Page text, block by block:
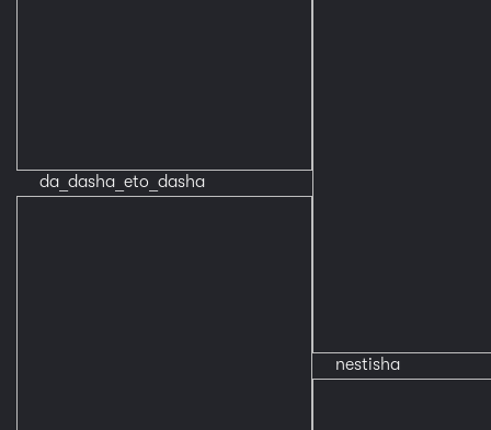
da_dasha_eto_dasha
nestisha